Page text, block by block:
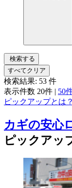
検索する
すべてクリア
検索結果: 53 件
表示件数 20件 | 50
ピックアップとは？
カギの安心
ピックアッ